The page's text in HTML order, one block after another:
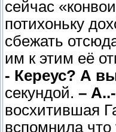
сейчас
потихоньку
сбежать
им к этим её
- Кереус? А
секундой. – А..-
восхитившая
вспомнила